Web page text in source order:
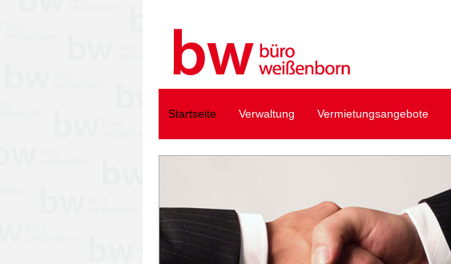
Startseite Verwaltung Vermietungsangebote